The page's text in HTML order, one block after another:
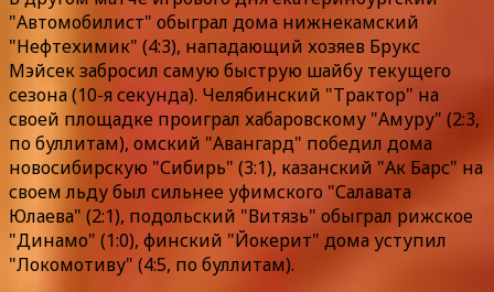
"Автомобилист" обыграл дома нижнекамский
"Нефтехимик" (4:3), нападающий хозяев Брукс
Мэйсек забросил самую быструю шайбу текущего
сезона (10-я секунда). Челябинский "Трактор" на
своей площадке проиграл хабаровскому "Амуру" (2:3,
по буллитам), омский "Авангард" победил дома
новосибирскую "Сибирь" (3:1), казанский "Ак Барс" на
своем льду был сильнее уфимского "Салавата
Юлаева" (2:1), подольский "Витязь" обыграл рижское
"Динамо" (1:0), финский "Йокерит" дома уступил
"Локомотиву" (4:5, по буллитам).